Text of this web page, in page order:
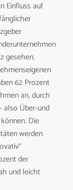
Einfluss auf
gesehen.
62 Prozent
an, durch
also Über-und
Die
werden
der
und leicht